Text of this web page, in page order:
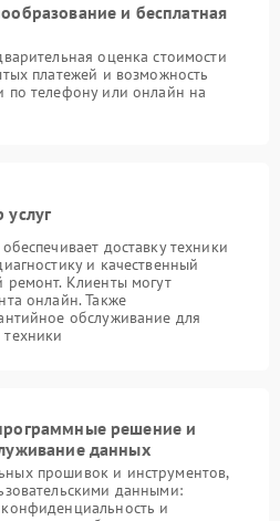
и бесплатная
оценка стоимости
платежей и возможность
по телефону или онлайн на
доставку техники
и качественный
ремонт. Клиенты могут
онлайн. Также
обслуживание для
решение и
данных
прошивок и инструментов,
данными:
и